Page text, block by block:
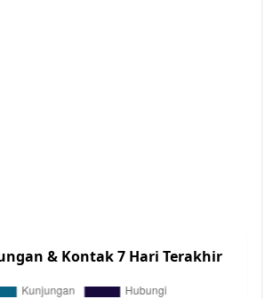
& Kontak 7 Hari Terakhir